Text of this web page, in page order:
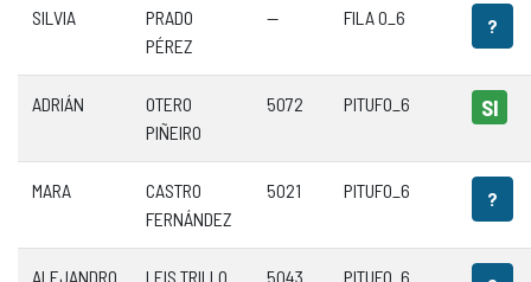
SILVIA
PRADO
PÉREZ
— FILA 0_6 ?
ADRIÁN
OTERO
PIÑEIRO
5072 PITUFO_6 SI
MARA
CASTRO
FERNÁNDEZ
5021 PITUFO_6 ?
ALEJANDRO LEIS TRILLO 5043 PITUFO_6